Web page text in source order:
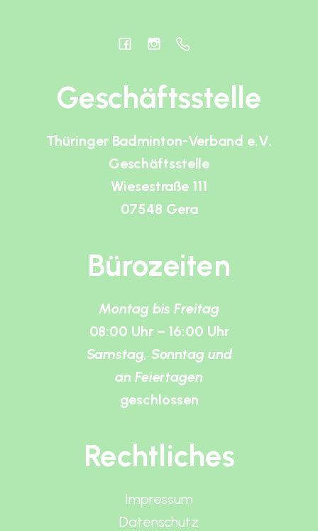
Geschäftsstelle
Thüringer Badminton-Verband e.V.
Geschäftsstelle
Wiesestraße 111
07548 Gera
Bürozeiten
Montag bis Freitag
08:00 Uhr – 16:00 Uhr
Samstag, Sonntag und
an Feiertagen
geschlossen
Rechtliches
Impressum
Datenschutz